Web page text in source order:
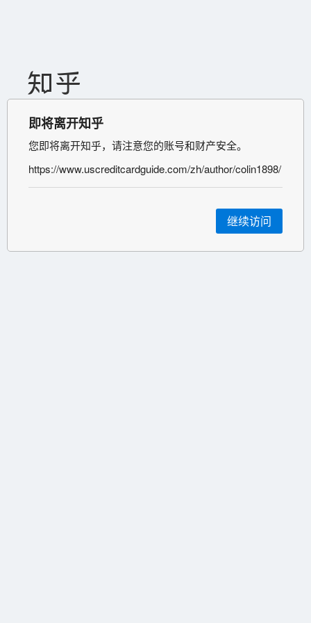
即将离开知乎
您即将离开知乎，请注意您的账号和财产安全。
https://www.uscreditcardguide.com/zh/author/colin1898/
继续访问